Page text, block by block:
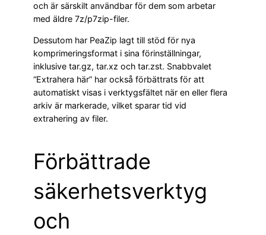
och är särskilt användbar för dem som arbetar
med äldre 7z/p7zip-filer.
Dessutom har PeaZip lagt till stöd för nya
komprimeringsformat i sina förinställningar,
inklusive tar.gz, tar.xz och tar.zst. Snabbvalet
“Extrahera här” har också förbättrats för att
automatiskt visas i verktygsfältet när en eller flera
arkiv är markerade, vilket sparar tid vid
extrahering av filer.
Förbättrade
säkerhetsverktyg
och